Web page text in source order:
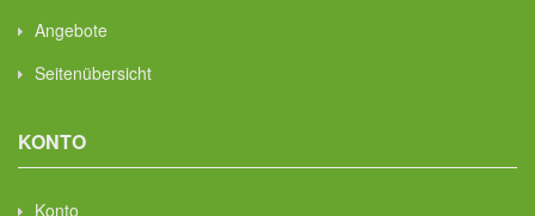
Angebote
Seitenübersicht
KONTO
Konto